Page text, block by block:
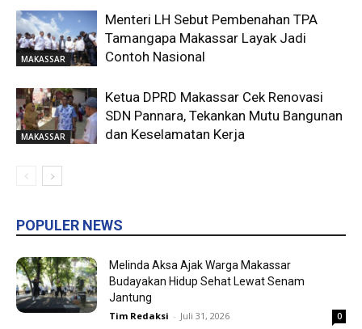
MAKASSAR
Menteri LH Sebut Pembenahan TPA
Tamangapa Makassar Layak Jadi
Contoh Nasional
MAKASSAR
Ketua DPRD Makassar Cek Renovasi
SDN Pannara, Tekankan Mutu Bangunan
dan Keselamatan Kerja
POPULER NEWS
Melinda Aksa Ajak Warga Makassar
Budayakan Hidup Sehat Lewat Senam
Jantung
Tim Redaksi - Juli 31, 2026 0